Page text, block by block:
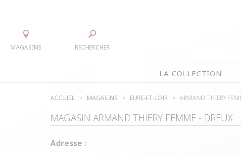
MAGASINS RECHERCHER
LA COLLECTION
LA COLLECTION
TEE-SHIRTS
PULLS & CARDIGANS
ROBES
ACCUEIL MAGASINS EURE-ET-LOIR ARMAND THIERY
MAGASIN ARMAND THIERY FEMME - DREUX
Adresse :